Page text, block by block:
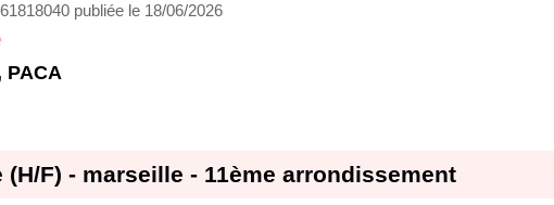
publiée le 18/06/2026
PACA
F) - marseille - 11ème arrondissement